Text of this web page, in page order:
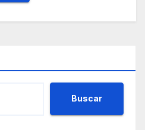
Buscar